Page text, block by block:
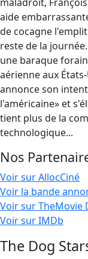
aide
de cocagne
reste de la
une baraque
aérienne aux
annonce son
l'américaine» et
tient plus de la
technologique...
Nos
Voir sur AllocCiné
Voir la bande
Voir sur TheMovie
Voir sur IMDb
The Dog